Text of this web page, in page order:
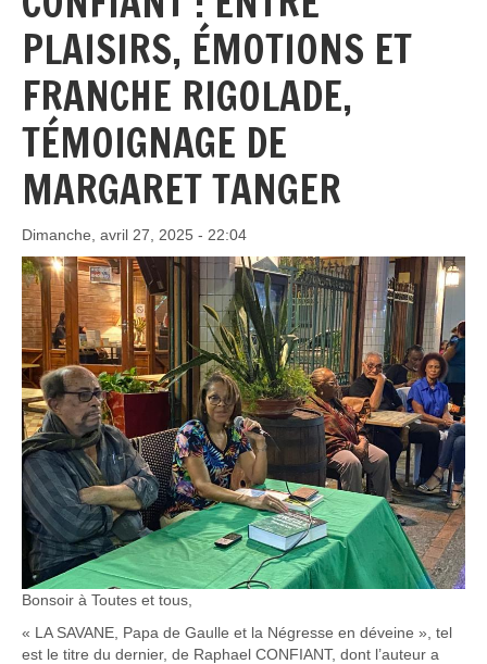
PLAISIRS, ÉMOTIONS ET
FRANCHE RIGOLADE,
TÉMOIGNAGE DE
MARGARET TANGER
Dimanche, avril 27, 2025 - 22:04
Bonsoir à Toutes et tous,
« LA SAVANE, Papa de Gaulle et la Négresse en déveine », tel
est le titre du dernier, de Raphael CONFIANT, dont l’auteur a